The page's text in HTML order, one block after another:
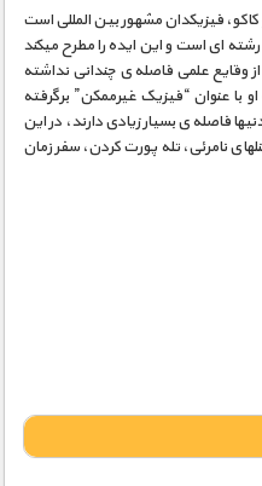
فیزیکدان مشهور بین­ المللی است
رشته ­ای است و این ایده را مطرح می­کند
وقایع علمی فاصله­ ی چندانی نداشته
با عنوان “فیزیک غیرممکن” برگرفته
فاصله­ ی بسیار زیادی دارند، در این
نامرئی، تله­ پورت کردن، سفر زمان